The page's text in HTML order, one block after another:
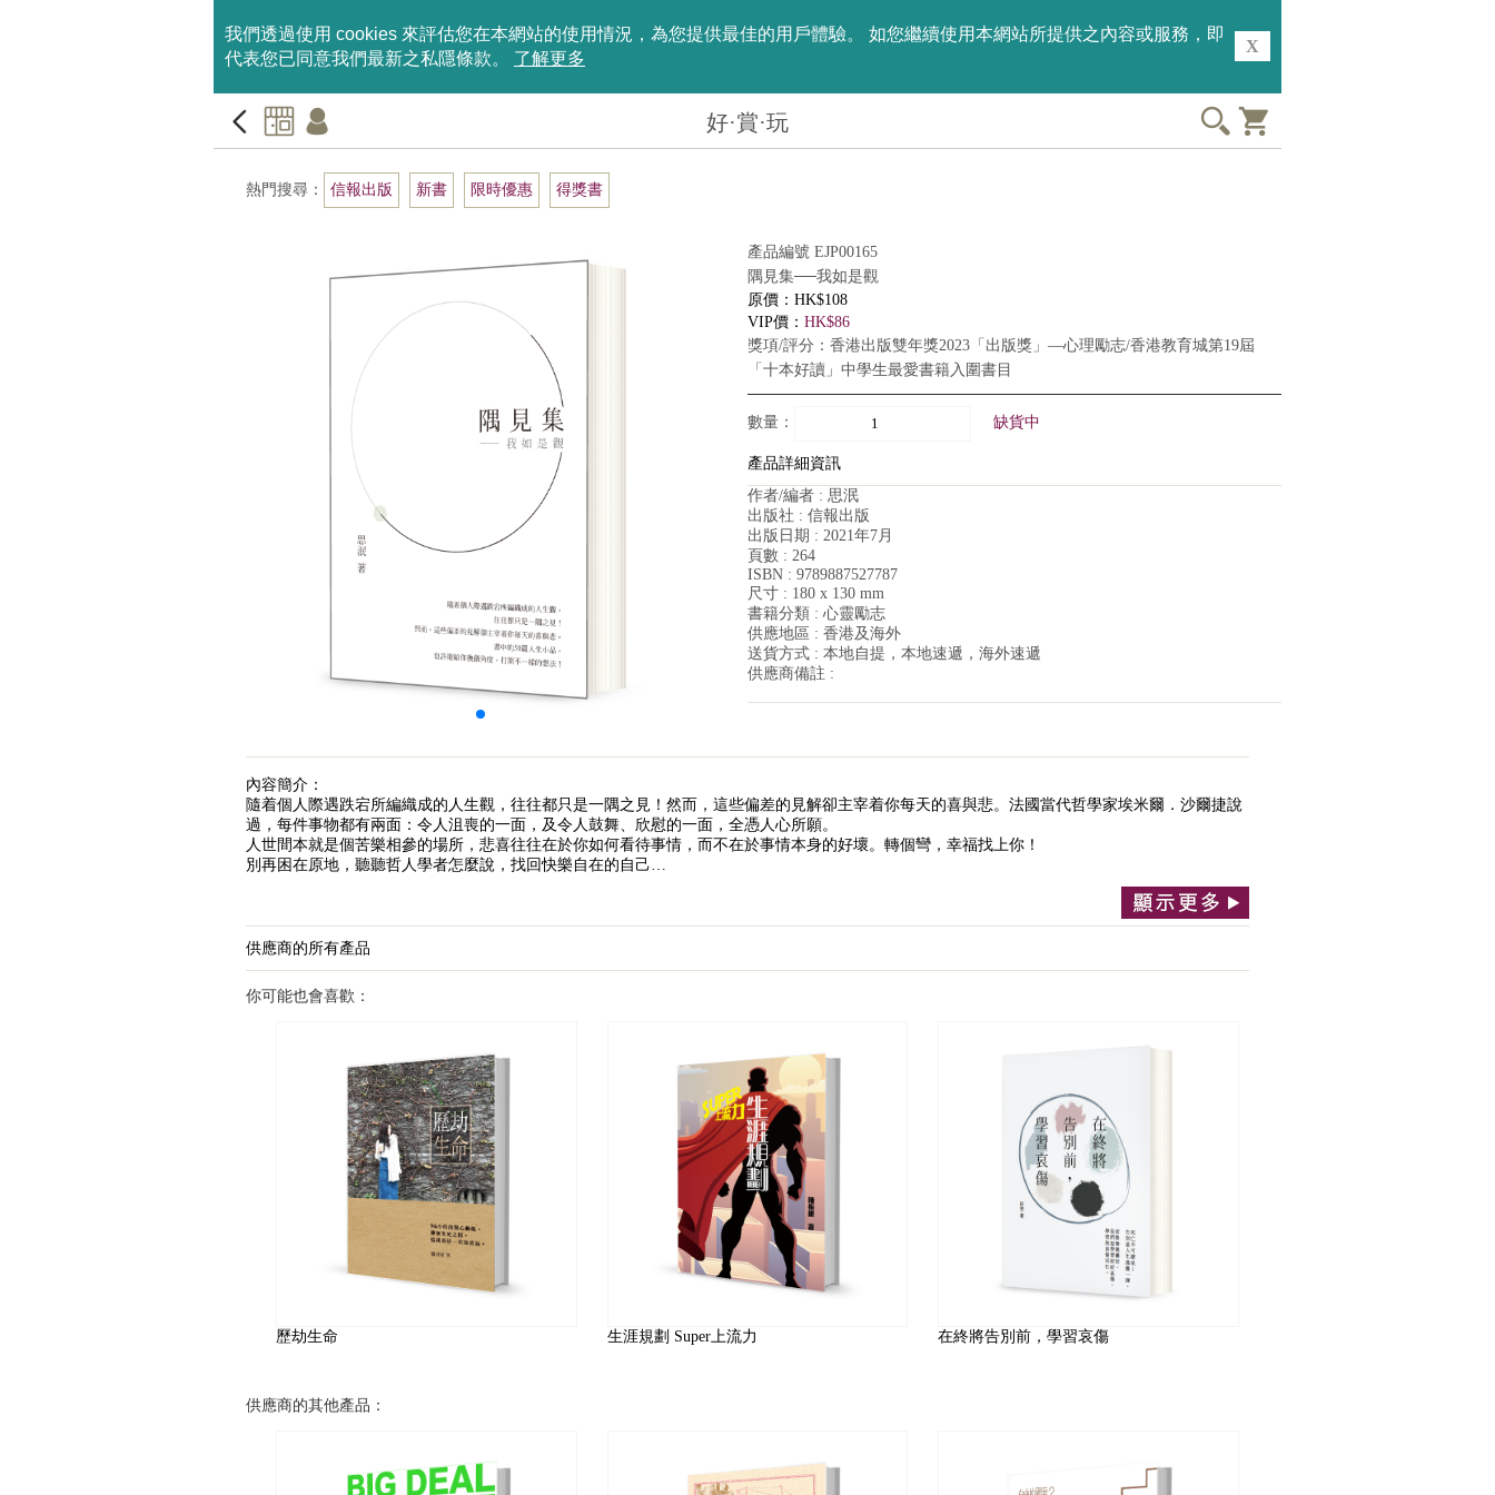
我們透過使用 cookies 來評估您在本網站的使用情況，為您提供最佳的用戶體驗。 如您繼續使用本網站所提供之內容或服務，即
代表您已同意我們最新之私隱條款。 了解更多
X
好·賞·玩
熱門搜尋： 信報出版 新書 限時優惠 得獎書
產品編號 EJP00165
隅見集──我如是觀
原價：HK$108
VIP價： HK$86
獎項/評分：香港出版雙年獎2023「出版獎」—心理勵志/香港教育城第19屆
「十本好讀」中學生最愛書籍入圍書目
數量： 缺貨中
產品詳細資訊
作者/編者 : 思泯
出版社 : 信報出版
出版日期 : 2021年7月
頁數 : 264
ISBN : 9789887527787
尺寸 : 180 x 130 mm
書籍分類 : 心靈勵志
供應地區 : 香港及海外
送貨方式 : 本地自提，本地速遞，海外速遞
供應商備註 :
內容簡介：
隨着個人際遇跌宕所編織成的人生觀，往往都只是一隅之見！然而，這些偏差的見解卻主宰着你每天的喜與悲。法國當代哲學家埃米爾．沙爾捷說
過，每件事物都有兩面：令人沮喪的一面，及令人鼓舞、欣慰的一面，全憑人心所願。
人世間本就是個苦樂相參的場所，悲喜往往在於你如何看待事情，而不在於事情本身的好壞。轉個彎，幸福找上你！
別再困在原地，聽聽哲人學者怎麼說，找回快樂自在的自己…
供應商的所有產品
你可能也會喜歡：
歷劫生命 生涯規劃 Super上流力 在終將告別前，學習哀傷
供應商的其他產品：